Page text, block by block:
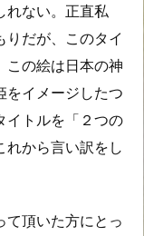
れない。正直私
りだが、このタイ
この絵は日本の神
をイメージしたつ
イトルを「２つの
れから言い訳をし
て頂いた方にとっ